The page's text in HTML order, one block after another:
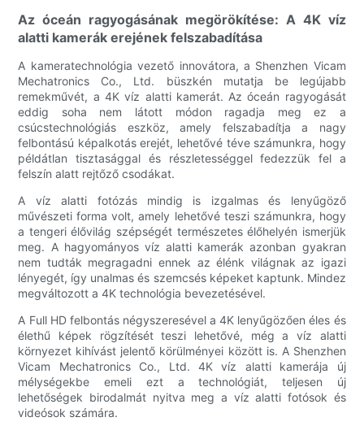
Az óceán ragyogásának megörökítése: A 4K víz
alatti kamerák erejének felszabadítása
A kameratechnológia vezető innovátora, a Shenzhen Vicam
Mechatronics Co., Ltd. büszkén mutatja be legújabb
remekművét, a 4K víz alatti kamerát. Az óceán ragyogását
eddig soha nem látott módon ragadja meg ez a
csúcstechnológiás eszköz, amely felszabadítja a nagy
felbontású képalkotás erejét, lehetővé téve számunkra, hogy
példátlan tisztasággal és részletességgel fedezzük fel a
felszín alatt rejtőző csodákat.
A víz alatti fotózás mindig is izgalmas és lenyűgöző
művészeti forma volt, amely lehetővé teszi számunkra, hogy
a tengeri élővilág szépségét természetes élőhelyén ismerjük
meg. A hagyományos víz alatti kamerák azonban gyakran
nem tudták megragadni ennek az élénk világnak az igazi
lényegét, így unalmas és szemcsés képeket kaptunk. Mindez
megváltozott a 4K technológia bevezetésével.
A Full HD felbontás négyszeresével a 4K lenyűgözően éles és
élethű képek rögzítését teszi lehetővé, még a víz alatti
környezet kihívást jelentő körülményei között is. A Shenzhen
Vicam Mechatronics Co., Ltd. 4K víz alatti kamerája új
mélységekbe emeli ezt a technológiát, teljesen új
lehetőségek birodalmát nyitva meg a víz alatti fotósok és
videósok számára.